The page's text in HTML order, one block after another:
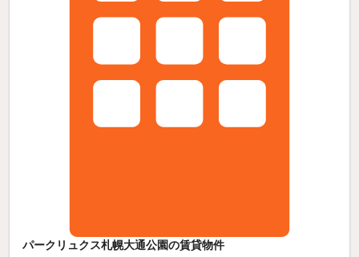
パークリュクス札幌大通公園の賃貸物件